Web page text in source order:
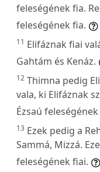
feleségének fia.
feleségének fia.
11 Elifáznak fiai
Gahtám és Kenáz.
12 Thimna pedig
vala, ki Elifáznak
Ézsaú
13 Ezek pedig a
Sammá, Mizzá.
feleségének fiai.